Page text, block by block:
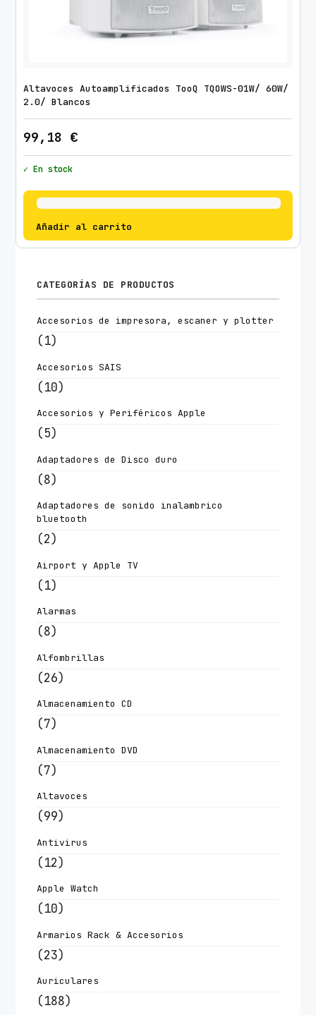
Altavoces Autoamplificados TooQ TQOWS-01W/ 60W/
2.0/ Blancos
99,18 €
✓ En stock
Añadir al carrito
CATEGORÍAS DE PRODUCTOS
Accesorios de impresora, escaner y plotter
(1)
Accesorios SAIS
(10)
Accesorios y Periféricos Apple
(5)
Adaptadores de Disco duro
(8)
Adaptadores de sonido inalambrico
bluetooth
(2)
Airport y Apple TV
(1)
Alarmas
(8)
Alfombrillas
(26)
Almacenamiento CD
(7)
Almacenamiento DVD
(7)
Altavoces
(99)
Antivirus
(12)
Apple Watch
(10)
Armarios Rack & Accesorios
(23)
Auriculares
(188)